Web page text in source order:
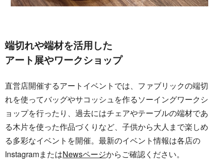
端切れや端材を活用した
アート展やワークショップ
直営店開催するアートイベントでは、ファブリックの端切
れを使ってバッグやサコッシュを作るソーイングワークシ
ョップを行ったり、過去にはチェアやテーブルの端材であ
る木片を使った作品づくりなど、子供から大人まで楽しめ
る多彩なイベントを開催。最新のイベント情報は各店の
InstagramまたはNewsページからご確認ください。